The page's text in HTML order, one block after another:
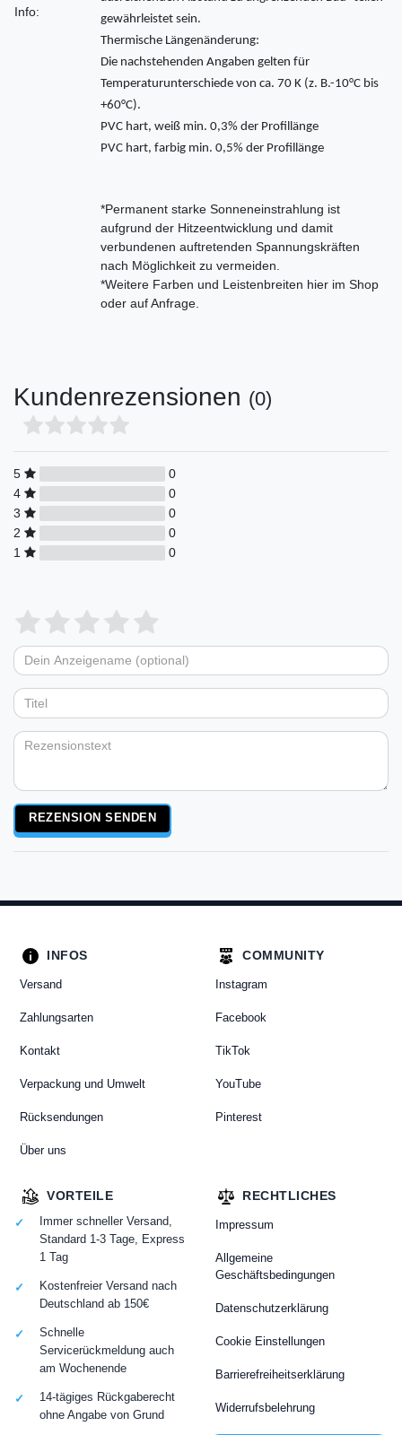
Info:
gewährleistet sein.
Thermische Längenänderung:
Die nachstehenden Angaben gelten für
Temperaturunterschiede von ca. 70 K (z. B.-10°C bis
+60°C).
PVC hart, weiß min. 0,3% der Profillänge
PVC hart, farbig min. 0,5% der Profillänge
*Permanent starke Sonneneinstrahlung ist
aufgrund der Hitzeentwicklung und damit
verbundenen auftretenden Spannungskräften
nach Möglichkeit zu vermeiden.
*Weitere Farben und Leistenbreiten hier im Shop
oder auf Anfrage.
Kundenrezensionen (0)
5
0
4
0
3
0
2
0
1
0
Bewertungssterne
von
5
Bewertungssternen
4
von
5
Bewertungssternen
3
von
5
Bewertungssternen
2
von
5
Bewertungssternen
1
von
5
Bewertungssternen
Anzeigename
(optional)
REZENSION SENDEN
INFOS
Versand
Zahlungsarten
Kontakt
Verpackung und Umwelt
Rücksendungen
Über uns
COMMUNITY
Instagram
Facebook
TikTok
YouTube
Pinterest
RECHTLICHES
Impressum
Allgemeine
Geschäftsbedingungen
Datenschutzerklärung
Cookie Einstellungen
Barrierefreiheitserklärung
Widerrufsbelehrung
VORTEILE
Immer schneller Versand,
Standard 1-3 Tage, Express
1 Tag
Kostenfreier Versand nach
Deutschland ab 150€
Schnelle
Servicerückmeldung auch
am Wochenende
14-tägiges Rückgaberecht
ohne Angabe von Grund